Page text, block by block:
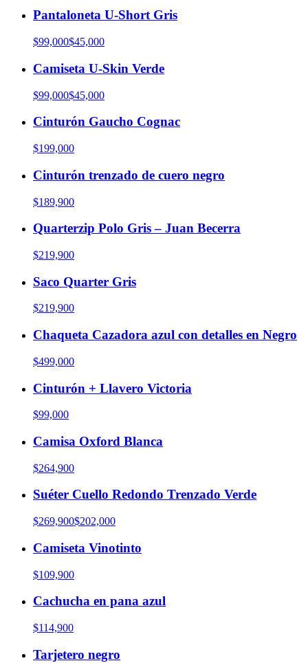
Pantaloneta U-Short Gris
$99,000$45,000
Camiseta U-Skin Verde
$99,000$45,000
Cinturón Gaucho Cognac
$199,000
Cinturón trenzado de cuero negro
$189,900
Quarterzip Polo Gris – Juan Becerra
$219,900
Saco Quarter Gris
$219,900
Chaqueta Cazadora azul con detalles en Negro
$499,000
Cinturón + Llavero Victoria
$99,000
Camisa Oxford Blanca
$264,900
Suéter Cuello Redondo Trenzado Verde
$269,900$202,000
Camiseta Vinotinto
$109,900
Cachucha en pana azul
$114,900
Tarjetero negro